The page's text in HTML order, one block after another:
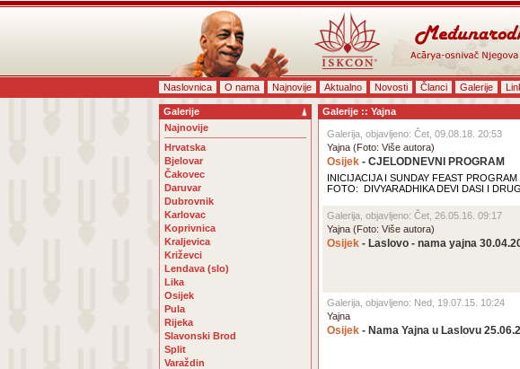
Naslovnica O nama Najnovije Aktualno Novosti Članci Galerije
Galerije
Najnovije
Hrvatska
Bjelovar
Čakovec
Daruvar
Dubrovnik
Karlovac
Koprivnica
Kraljevica
Križevci
Lendava (slo)
Lika
Osijek
Pula
Rijeka
Slavonski Brod
Split
Varaždin
Galerije :: Yajna
Galerija, objavljeno: Čet, 09.08.18. 20:53
Yajna (Foto: Više autora)
Osijek - CJELODNEVNI PROGRAM
INICIJACIJA I SUNDAY FEAST PROGRAM
FOTO: DIVYARADHIKA DEVI DASI I
Galerija, objavljeno: Čet, 26.05.16. 09:17
Yajna (Foto: Više autora)
Osijek - Laslovo - nama yajna
Galerija, objavljeno: Ned, 19.07.15. 10:24
Yajna
Osijek - Nama Yajna u Laslovu